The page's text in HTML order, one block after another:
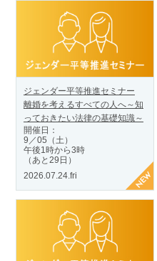
ジェンダー平等推進セミナー
離婚を考えるすべての人へ～知
っておきたい法律の基礎知識～
開催日：
9／05（土）
午後1時から3時
（あと29日）
2026.07.24.fri